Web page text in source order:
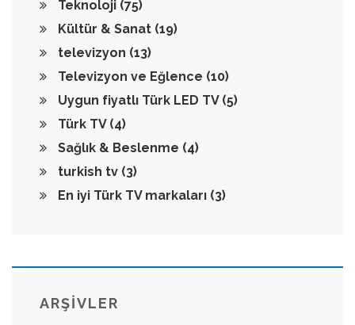
Teknoloji (75)
Kültür & Sanat (19)
televizyon (13)
Televizyon ve Eğlence (10)
Uygun fiyatlı Türk LED TV (5)
Türk TV (4)
Sağlık & Beslenme (4)
turkish tv (3)
En iyi Türk TV markaları (3)
ARŞİVLER